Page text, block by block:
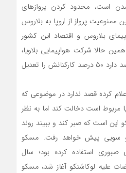
است، محدود کردن پروازهای
ممنوعیت پرواز از اروپا به بلاروس
بلاروس و اقتصاد این کشور
حالا شرکت هواپیمایی بلاویا،
در بلاروس اعلام کرده قصد دارد ۵۰ درصد کارکنانش را تعدیل
کرده قصد ندارد در موضوعی که
مربوط است دخالت کند اما به نظر
است که صبر کند و ببیند روند
سویی پیش خواهد رفت. مسکو
صبوری استفاده کرده بود؛ سال
علیه لوکاشنکو آغاز شد، مسکو